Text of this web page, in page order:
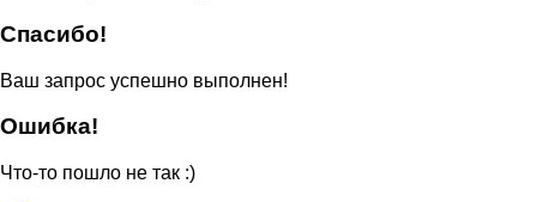
Спасибо!
Ваш запрос успешно выполнен!
Ошибка!
Что-то пошло не так :)